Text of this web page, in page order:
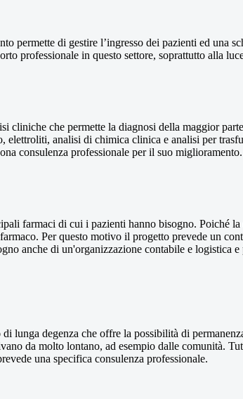
permette di gestire l’ingresso dei pazienti ed una
professionale in questo settore, soprattutto alla
che permette la diagnosi della maggior
elettroliti, analisi di chimica clinica e analisi per
consulenza professionale per il suo miglioramento.
farmaci di cui i pazienti hanno bisogno. Poiché
Per questo motivo il progetto prevede un
anche di un'organizzazione contabile e logistica
lunga degenza che offre la possibilità di
da molto lontano, ad esempio dalle comunità.
una specifica consulenza professionale.